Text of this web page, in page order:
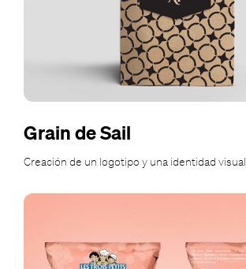
Grain de Sail
Creación de un logotipo y una identidad visual